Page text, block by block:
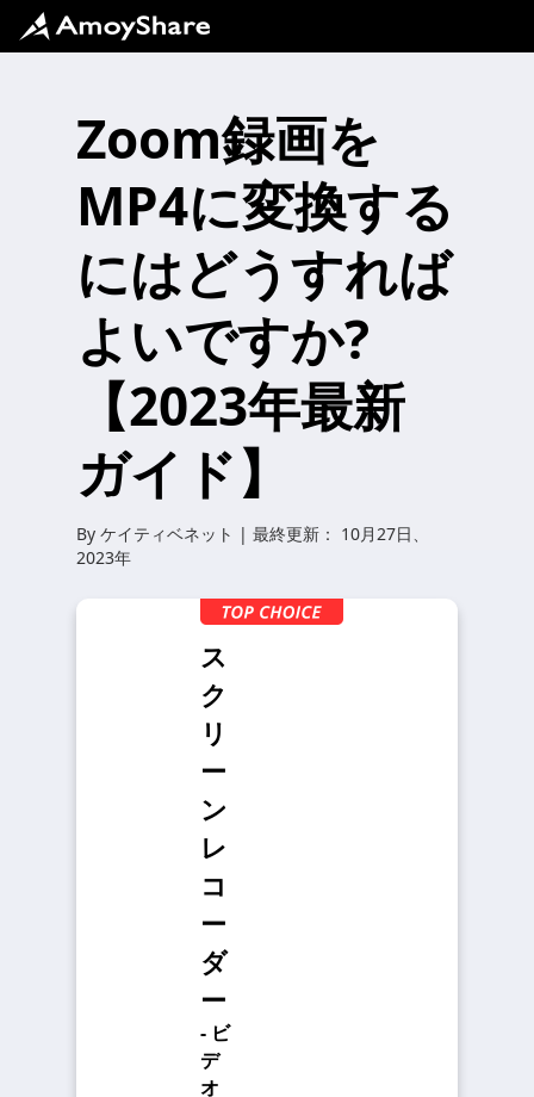
Zoom録画を
MP4に変換する
にはどうすれば
よいですか?
【2023年最新
ガイド】
By ケイティベネット | 最終更新： 10月27日、
2023年
ス
ク
リ
ー
ン
レ
コ
ー
ダ
ー
- ビ
デ
オ